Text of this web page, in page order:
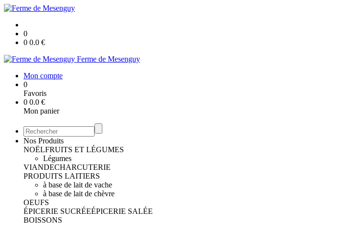
0
0 0.0 €
Ferme de Mesenguy
Mon compte
0
Favoris
0 0.0 €
Mon panier
Nos Produits
NOËLFRUITS ET LÉGUMES
Légumes
VIANDECHARCUTERIE
PRODUITS LAITIERS
à base de lait de vache
à base de lait de chèvre
OEUFS
ÉPICERIE SUCRÉEÉPICERIE SALÉE
BOISSONS